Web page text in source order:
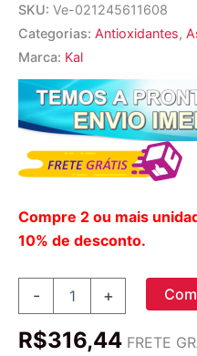
SKU: Ve-021245611608
Categorias: Antioxidantes,
Marca: Kal
Compre 2 ou mais
10% de desconto.
-
Astaxantina
mg
+
R$316,44 FRETE